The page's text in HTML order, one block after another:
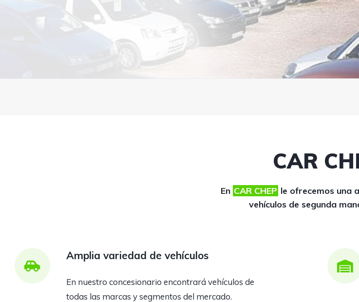
CAR
En CAR CHEP le ofrecemos una
vehículos de segunda
Amplia variedad de vehículos
En nuestro concesionario encontrará vehículos de
todas las marcas y segmentos del mercado.